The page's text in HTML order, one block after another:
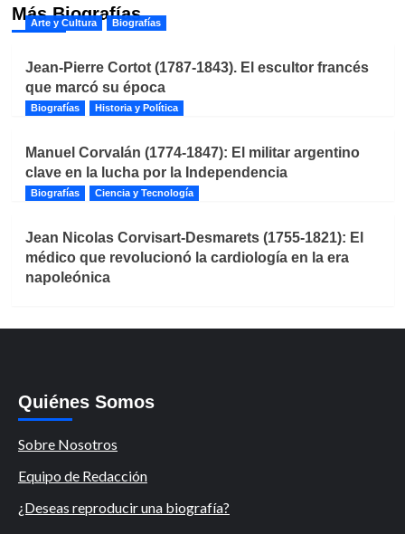
Más Biografías
Arte y Cultura Biografías
Jean-Pierre Cortot (1787-1843). El escultor francés
que marcó su época
Biografías Historia y Política
Manuel Corvalán (1774-1847): El militar argentino
clave en la lucha por la Independencia
Biografías Ciencia y Tecnología
Jean Nicolas Corvisart-Desmarets (1755-1821): El
médico que revolucionó la cardiología en la era
napoleónica
Quiénes Somos
Sobre Nosotros
Equipo de Redacción
¿Deseas reproducir una biografía?